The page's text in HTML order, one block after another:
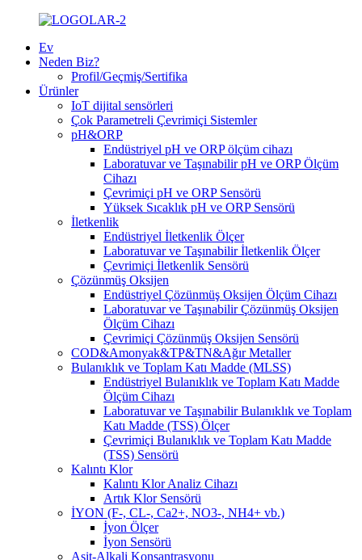
Ev
Neden Biz?
Profil/Geçmiş/Sertifika
Ürünler
IoT dijital sensörleri
Çok Parametreli Çevrimiçi Sistemler
pH&ORP
Endüstriyel pH ve ORP ölçüm cihazı
Laboratuvar ve Taşınabilir pH ve ORP Ölçüm
Cihazı
Çevrimiçi pH ve ORP Sensörü
Yüksek Sıcaklık pH ve ORP Sensörü
İletkenlik
Endüstriyel İletkenlik Ölçer
Laboratuvar ve Taşınabilir İletkenlik Ölçer
Çevrimiçi İletkenlik Sensörü
Çözünmüş Oksijen
Endüstriyel Çözünmüş Oksijen Ölçüm Cihazı
Laboratuvar ve Taşınabilir Çözünmüş Oksijen
Ölçüm Cihazı
Çevrimiçi Çözünmüş Oksijen Sensörü
COD&Amonyak&TP&TN&Ağır Metaller
Bulanıklık ve Toplam Katı Madde (MLSS)
Endüstriyel Bulanıklık ve Toplam Katı Madde
Ölçüm Cihazı
Laboratuvar ve Taşınabilir Bulanıklık ve Toplam
Katı Madde (TSS) Ölçer
Çevrimiçi Bulanıklık ve Toplam Katı Madde
(TSS) Sensörü
Kalıntı Klor
Kalıntı Klor Analiz Cihazı
Artık Klor Sensörü
İYON (F-, CL-, Ca2+, NO3-, NH4+ vb.)
İyon Ölçer
İyon Sensörü
Asit-Alkali Konsantrasyonu